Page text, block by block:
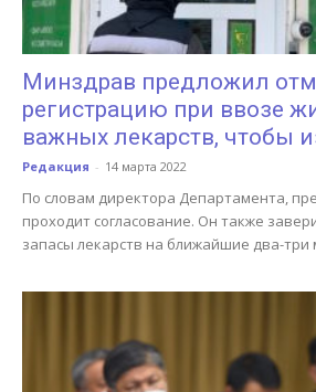
Минздрав предложил
регистрацию при ввозе
важных лекарств, чтобы
Редакция - 14 марта 2022
По словам директора Департамента,
проходит согласование. Он также
запасы лекарств на ближайшие два-три